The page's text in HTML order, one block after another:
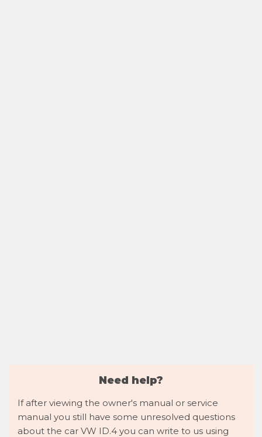
Need help?
If after viewing the owner's manual or service
manual you still have some unresolved questions
about the car VW ID.4 you can write to us using